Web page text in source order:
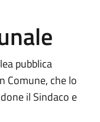
pubblica
Comune, che lo
il Sindaco e